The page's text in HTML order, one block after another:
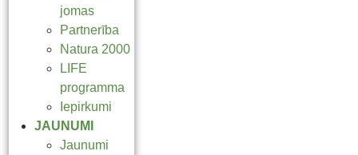
jomas
Partnerība
Natura 2000
LIFE
programma
Iepirkumi
JAUNUMI
Jaunumi